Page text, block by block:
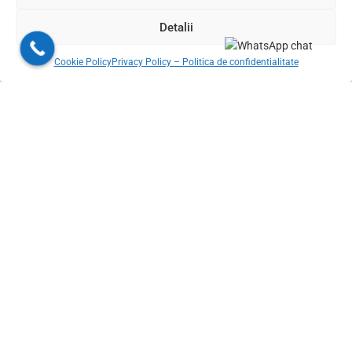
Detalii
Cookie PolicyPrivacy Policy – Politica de confidentialitate
Versailles, Metro Style NY, Straight lay